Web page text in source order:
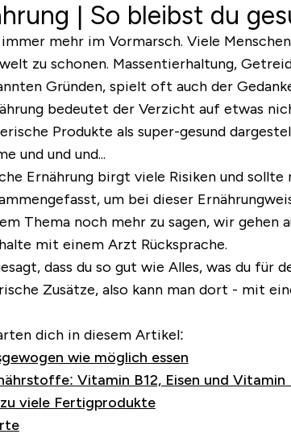
| So bleibst du
mehr im Vormarsch. Viele
zu schonen. Massentierhaltung,
Gründen, spielt oft auch der
bedeutet der Verzicht auf etwas
Produkte als super-gesund
und und und...
Ernährung birgt viele Risiken und
um bei dieser
Thema noch mehr zu sagen, wir
mit einem Arzt Rücksprache.
dass du so gut wie Alles, was du
Zusätze, also kann man dort - mit
dich in diesem Artikel:
wie möglich essen
Vitamin B12, Eisen und Vitamin
viele Fertigprodukte